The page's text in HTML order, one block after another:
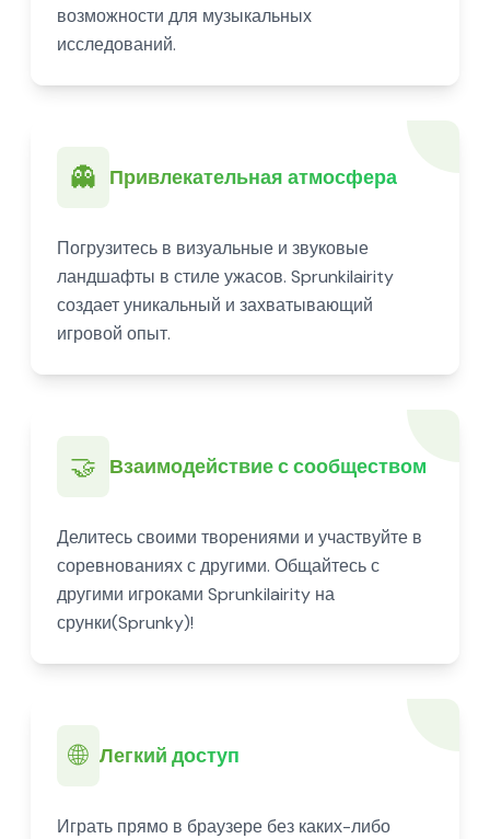
возможности для музыкальных
исследований.
👻 Привлекательная атмосфера
Погрузитесь в визуальные и звуковые
ландшафты в стиле ужасов. Sprunkilairity
создает уникальный и захватывающий
игровой опыт.
🤝 Взаимодействие с сообществом
Делитесь своими творениями и участвуйте в
соревнованиях с другими. Общайтесь с
другими игроками Sprunkilairity на
срунки(Sprunky)!
🌐 Легкий доступ
Играть прямо в браузере без каких-либо